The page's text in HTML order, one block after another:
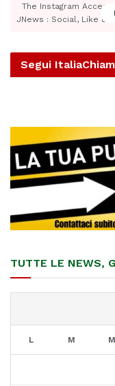
The Instagram
JNews : Social, Like &
Segui
TUTTE LE NEWS,
L M M